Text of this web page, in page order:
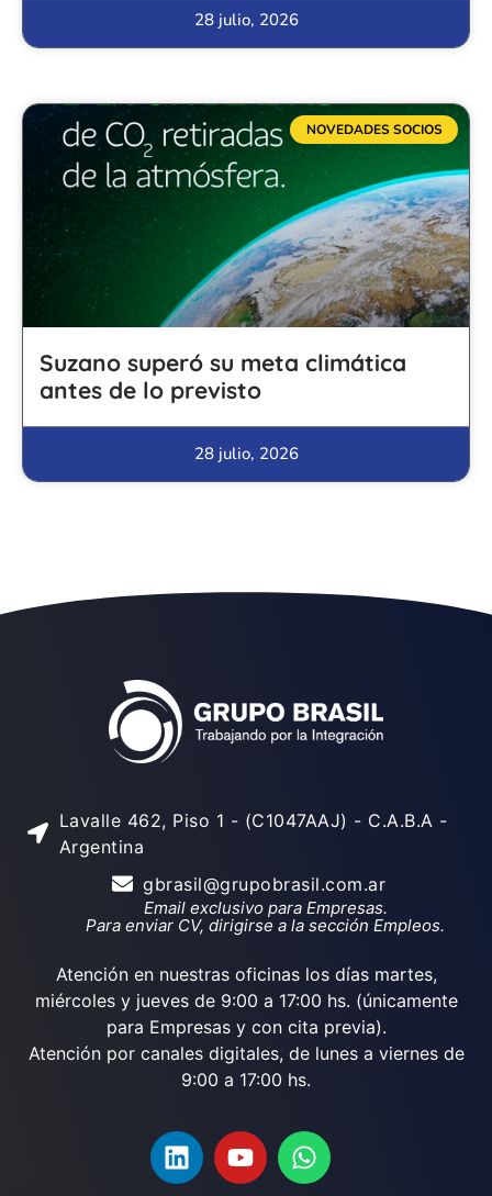
28 julio, 2026
NOVEDADES SOCIOS
Suzano superó su meta climática
antes de lo previsto
28 julio, 2026
Lavalle 462, Piso 1 - (C1047AAJ) - C.A.B.A -
Argentina
gbrasil@grupobrasil.com.ar
Email exclusivo para Empresas.
Para enviar CV, dirigirse a la sección Empleos.
Atención en nuestras oficinas los días martes,
miércoles y jueves de 9:00 a 17:00 hs. (únicamente
para Empresas y con cita previa).
Atención por canales digitales, de lunes a viernes de
9:00 a 17:00 hs.